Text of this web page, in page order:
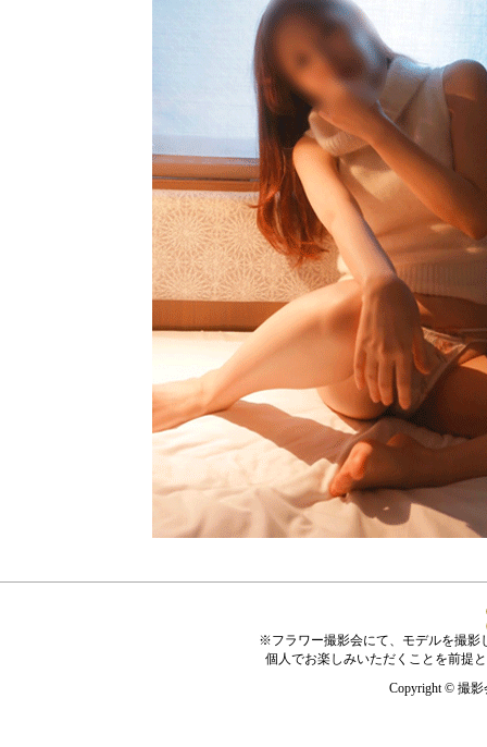
※フラワー撮影会にて、モデルを撮影
個人でお楽しみいただくことを前提
Copyright © 撮